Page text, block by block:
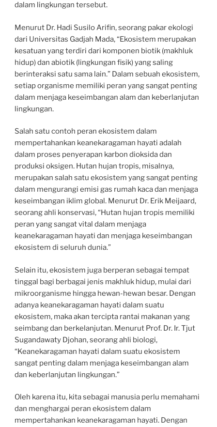
dalam lingkungan tersebut.
Menurut Dr. Hadi Susilo Arifin, seorang pakar ekologi
dari Universitas Gadjah Mada, “Ekosistem merupakan
kesatuan yang terdiri dari komponen biotik (makhluk
hidup) dan abiotik (lingkungan fisik) yang saling
berinteraksi satu sama lain.” Dalam sebuah ekosistem,
setiap organisme memiliki peran yang sangat penting
dalam menjaga keseimbangan alam dan keberlanjutan
lingkungan.
Salah satu contoh peran ekosistem dalam
mempertahankan keanekaragaman hayati adalah
dalam proses penyerapan karbon dioksida dan
produksi oksigen. Hutan hujan tropis, misalnya,
merupakan salah satu ekosistem yang sangat penting
dalam mengurangi emisi gas rumah kaca dan menjaga
keseimbangan iklim global. Menurut Dr. Erik Meijaard,
seorang ahli konservasi, “Hutan hujan tropis memiliki
peran yang sangat vital dalam menjaga
keanekaragaman hayati dan menjaga keseimbangan
ekosistem di seluruh dunia.”
Selain itu, ekosistem juga berperan sebagai tempat
tinggal bagi berbagai jenis makhluk hidup, mulai dari
mikroorganisme hingga hewan-hewan besar. Dengan
adanya keanekaragaman hayati dalam suatu
ekosistem, maka akan tercipta rantai makanan yang
seimbang dan berkelanjutan. Menurut Prof. Dr. Ir. Tjut
Sugandawaty Djohan, seorang ahli biologi,
“Keanekaragaman hayati dalam suatu ekosistem
sangat penting dalam menjaga keseimbangan alam
dan keberlanjutan lingkungan.”
Oleh karena itu, kita sebagai manusia perlu memahami
dan menghargai peran ekosistem dalam
mempertahankan keanekaragaman hayati. Dengan